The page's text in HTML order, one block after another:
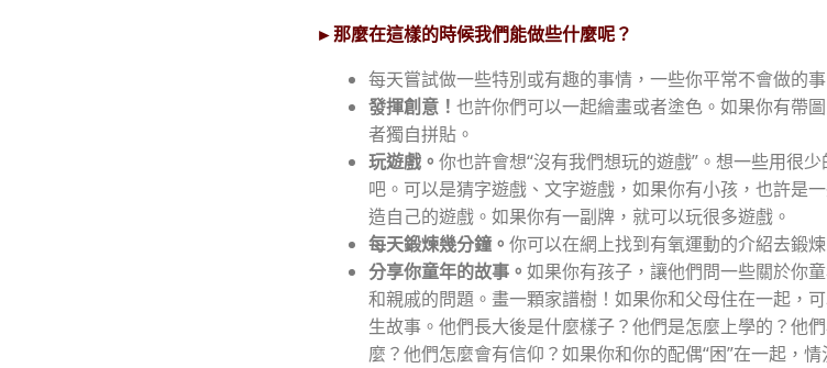
►那麼在這樣的時候我們能做些什麼呢？
每天嘗試做一些特別或有趣的事情，一些你平常不會做的事
發揮創意！ 也許你們可以一起繪畫或者塗色。如果你有帶
者獨自拼貼。
玩遊戲。 你也許會想“沒有我們想玩的遊戲”。想一些用很
吧。可以是猜字遊戲、文字遊戲，如果你有小孩，也許是
造自己的遊戲。如果你有一副牌，就可以玩很多遊戲。
每天鍛煉幾分鐘。 你可以在網上找到有氧運動的介紹去鍛
分享你童年的故事。 如果你有孩子，讓他們問一些關於你
和親戚的問題。畫一顆家譜樹！如果你和父母住在一起，
生故事。他們長大後是什麼樣子？他們是怎麼上學的？他
麼？他們怎麼會有信仰？如果你和你的配偶“困”在一起，